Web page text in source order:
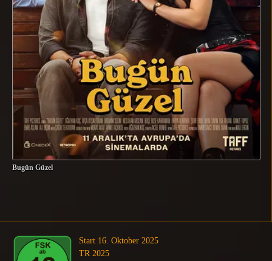
Bugün Güzel
Start 16. Oktober 2025
TR 2025